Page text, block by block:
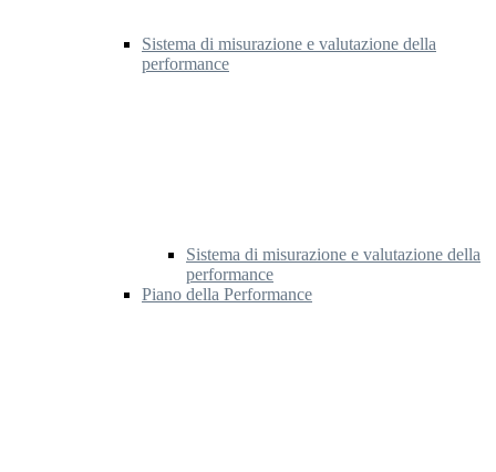
Sistema di misurazione e valutazione della
performance
Sistema di misurazione e valutazione della
performance
Piano della Performance